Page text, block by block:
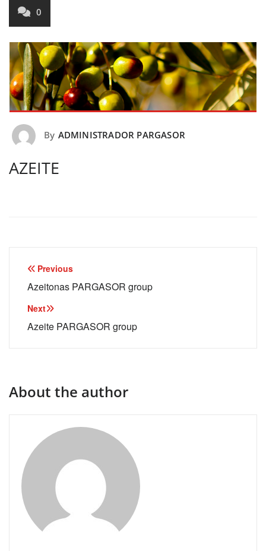
0
By ADMINISTRADOR PARGASOR
AZEITE
Navegação
de
artigos
Previous
Azeitonas PARGASOR group
Next
Azeite PARGASOR group
About the author